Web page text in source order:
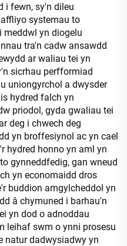
i fewn, sy'n dileu
systemau to
meddwl yn diogelu
tra'n cadw ansawdd
ar waliau tei yn
sicrhau perfformiad
uniongyrchol a dwysder
hydred falch yn
priodol, gyda gwaliau tei
deg i chwech deg
yn broffesiynol ac yn cael
hydred honno yn aml yn
gynneddfedig, gan wneud
yn economaidd dros
buddion amgylcheddol yn
â chymuned i barhau'n
yn dod o adnoddau
leihaf swm o ynni prosesu
natur dadwysiadwy yn